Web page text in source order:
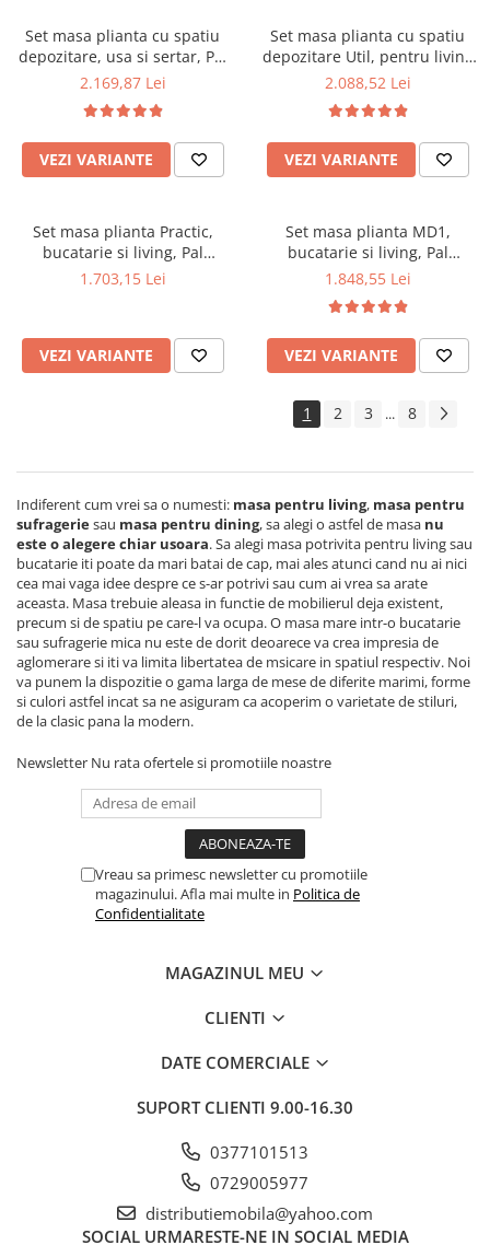
Set masa plianta cu spatiu
depozitare, usa si sertar, Pal
Melaminat, 160x96x80 cm si 6
cu piele ecologica, fag
2.169,87 Lei
VEZI VARIANTE
Set masa plianta cu spatiu
depozitare Util, pentru living
si bucatarie, PAL, structura
160x96x80 cm si 6 scaune
pliante, tapitate, piele
ecologica, fag
2.088,52 Lei
VEZI VARIANTE
Set masa plianta Practic,
bucatarie si living, Pal
Melaminat, insertii lemn
pliante, tapitate, piele
ecologica, fag
1.703,15 Lei
VEZI VARIANTE
Set masa plianta MD1,
bucatarie si living, Pal
Melaminat, colturi rotunjite, 6
scaune pliante lemn, tapitate
cu piele ecologica, fag
1.848,55 Lei
VEZI VARIANTE
1 2 3 ... 8
Indiferent cum vrei sa o numesti: masa pentru living, masa pentru
sufrageriesau masa pentru dining, sa alegi o astfel de masa nu
este o alegere chiar usoara.Sa alegi masa potrivita pentru living sau
bucatarie iti poate da mari batai de cap, mai ales atunci cand nu ai nici
cea mai vaga idee despre ce s-ar potrivi sau cum ai vrea sa arate
aceasta. Masa trebuie aleasa in functie de mobilierul deja existent,
precum si de spatiu pe care-l va ocupa. O masa mare intr-o bucatarie
sau sufragerie mica nu este de dorit deoarece va crea impresia de
aglomerare si iti va limita libertatea de msicare in spatiul respectiv. Noi
va punem la dispozitie o gama larga de mese de diferite marimi, forme
si culori astfel incat sa ne asiguram ca acoperim o varietate de stiluri,
de la clasic pana la modern.
Newsletter Nu rata ofertele si promotiile noastre
Vreau sa primesc newsletter cu promotiile
magazinului. Afla mai multe in Politica de
Confidentialitate
MAGAZINUL MEU
CLIENTI
DATE COMERCIALE
SUPORT CLIENTI 9.00-16.30
0377101513
0729005977
distributiemobila@yahoo.com
SOCIAL URMARESTE-NE IN SOCIAL MEDIA